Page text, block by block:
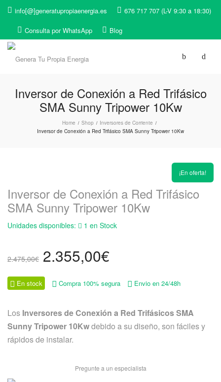
info[@]generatupropiaenergia.es 676 717 707 (L-V 9:30 a 18:30)
Consulta por WhatsApp Blog
Inversor de Conexión a Red Trifásico
SMA Sunny Tripower 10Kw
Home / Shop / Inversores de Corriente /
Inversor de Conexión a Red Trifásico SMA Sunny Tripower 10Kw
¡En oferta!
Inversor de Conexión a Red Trifásico
SMA Sunny Tripower 10Kw
Unidades disponibles: 1 en Stock
2.475,00€ El
precio
original
2.475,00€.
2.355,00€
actual
2.355,00€.
En stock Compra 100% segura Envio en 24/48h
Los Inversores de Conexión a Red Trifásicos SMA
Sunny Tripower 10Kwdebido a su diseño, son fáciles y
rápidos de instalar.
Pregunte a un especialista